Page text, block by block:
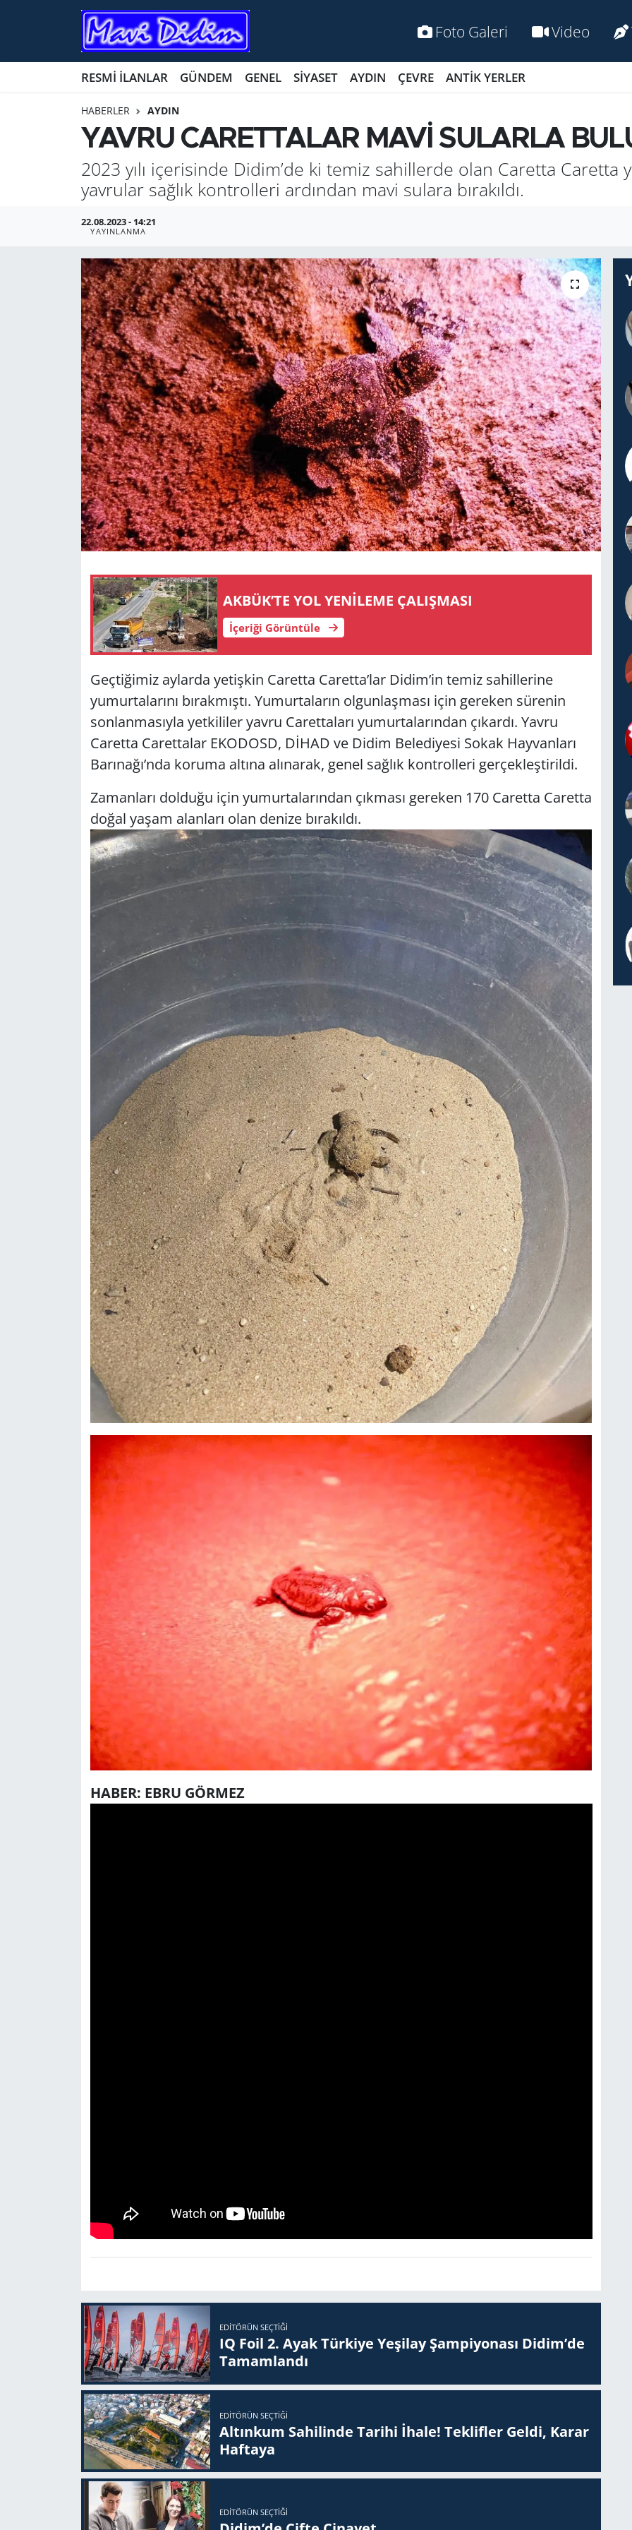
Foto Galeri Video
RESMİ İLANLAR GÜNDEM GENEL SİYASET AYDIN ÇEVRE ANTİK YERLER
HABERLER AYDIN
YAVRU CARETTALAR MAVİ SULARLA
2023 yılı içerisinde Didim’de ki temiz sahillerde olan Caretta Caretta
yavrular sağlık kontrolleri ardından mavi sulara bırakıldı.
22.08.2023 - 14:21
YAYINLANMA
AKBÜK’TE YOL YENİLEME ÇALIŞMASI
İçeriği Görüntüle
Geçtiğimiz aylarda yetişkin Caretta Caretta’lar Didim’in temiz sahillerine
yumurtalarını bırakmıştı. Yumurtaların olgunlaşması için gereken sürenin
sonlanmasıyla yetkililer yavru Carettaları yumurtalarından çıkardı. Yavru
Caretta Carettalar EKODOSD, DİHAD ve Didim Belediyesi Sokak Hayvanları
Barınağı’nda koruma altına alınarak, genel sağlık kontrolleri gerçekleştirildi.
Zamanları dolduğu için yumurtalarından çıkması gereken 170 Caretta Caretta
doğal yaşam alanları olan denize bırakıldı.
HABER: EBRU GÖRMEZ
EDITÖRÜN SEÇTIĞI
IQ Foil 2. Ayak Tür­ki­ye Ye­şi­lay Şam­pi­yo­na­sı Didim’de
Ta­mam­lan­dı
EDITÖRÜN SEÇTIĞI
Altınkum Sahilinde Tarihi İhale! Teklifler Geldi, Karar
Haftaya
EDITÖRÜN SEÇTIĞI
ANTİK YERLER
BİLİM VE TEKNOLOJİ
EKONOMİ
GÜNDEM
HABERDE İNSAN
KÜLTÜR SANAT
MAGAZİN
POLİTİKA
RESMİ İLANLAR
Nöbetçi Eczaneler
Namaz Vakitleri
Trafik Durumu
Süper Lig Puan Durumu ve Fikstür
Tüm Manşetler
Son Dakika Haberleri
Haber Arşivi